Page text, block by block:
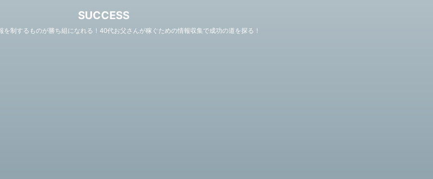
SUCCESS
を制するものが勝ち組になれる！40代お父さんが稼ぐための情報収集で成功の道を探る！